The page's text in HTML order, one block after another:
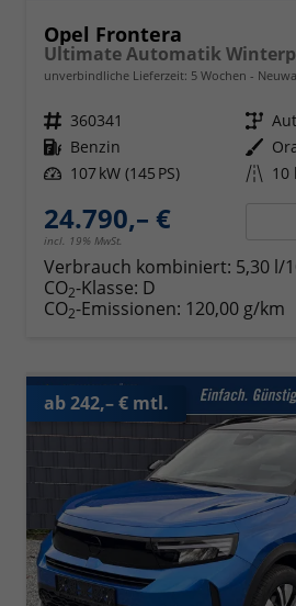
Opel Frontera
Ultimate Automatik
unverbindliche Lieferzeit: 5 Wochen
Fahrzeugnr. 360341 Getriebe
Kraftstoff Benzin Außenfarbe
Leistung 107 kW (145 PS) Kilometerstand 10
24.790,– €
incl. 19% MwSt.
Verbrauch kombiniert: 5,30 l/
CO2-Klasse: D
CO2-Emissionen: 120,00 g/km
ab 242,– € mtl.